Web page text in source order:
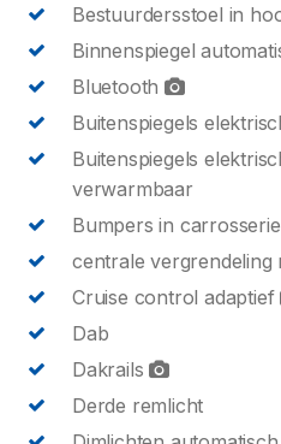
Bestuurdersstoel in
Binnenspiegel
Bluetooth
Buitenspiegels
Buitenspiegels
verwarmbaar
Bumpers in
centrale vergrendeling
Cruise control adaptief
Dab
Dakrails
Derde remlicht